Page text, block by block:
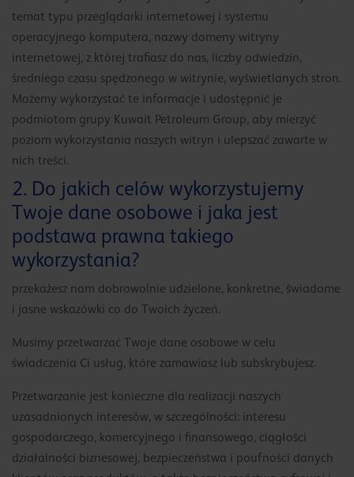
temat typu przeglądarki internetowej i systemu
operacyjnego komputera, nazwy domeny witryny
internetowej, z której trafiasz do nas, liczby odwiedzin,
średniego czasu spędzonego w witrynie, wyświetlanych stron.
Możemy wykorzystać te informacje i udostępnić je
podmiotom grupy Kuwait Petroleum Group, aby mierzyć
poziom wykorzystania naszych witryn i ulepszać zawarte w
nich treści.
2. Do jakich celów wykorzystujemy
Twoje dane osobowe i jaka jest
podstawa prawna takiego
wykorzystania?
przekażesz nam dobrowolnie udzielone, konkretne, świadome
i jasne wskazówki co do Twoich życzeń.
Musimy przetwarzać Twoje dane osobowe w celu
świadczenia Ci usług, które zamawiasz lub subskrybujesz.
Przetwarzanie jest konieczne dla realizacji naszych
uzasadnionych interesów, w szczególności: interesu
gospodarczego, komercyjnego i finansowego, ciągłości
działalności biznesowej, bezpieczeństwa i poufności danych